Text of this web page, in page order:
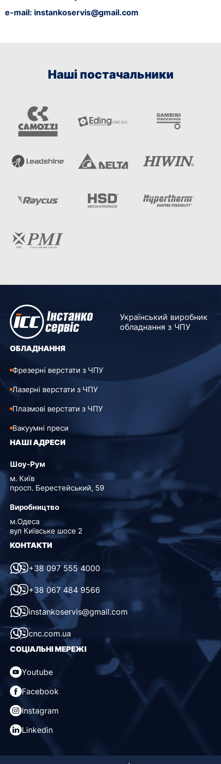
e-mail: instankoservis@gmail.com
Наші постачальники
Український виробник
обладнання з ЧПУ
ОБЛАДНАННЯ
Фрезерні верстати з ЧПУ
Лазерні верстати з ЧПУ
Плазмові верстати з ЧПУ
Вакуумні преси
НАШІ АДРЕСИ
Шоу-Рум
м. Київ
просп. Берестейський, 59
Виробництво
м.Одеса
вул Київське шосе 2
КОНТАКТИ
+38 097 555 4000
+38 067 484 9566
instankoservis@gmail.com
cnc.com.ua
СОЦІАЛЬНІ МЕРЕЖІ
Youtube
Facebook
Instagram
Linkedin